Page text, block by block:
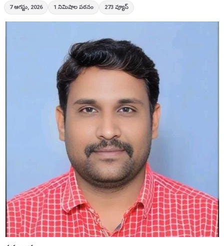
7 ఆగస్టు, 2026 1 నిమిషాల పఠనం 273 వ్యూస్